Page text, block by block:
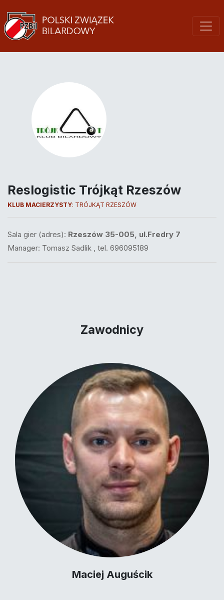
Reslogistic Trójkąt Rzeszów
KLUB MACIERZYSTY: TRÓJKĄT RZESZÓW
Sala gier (adres): Rzeszów 35-005, ul.Fredry 7
Manager: Tomasz Sadlik , tel. 696095189
Zawodnicy
Maciej Auguścik